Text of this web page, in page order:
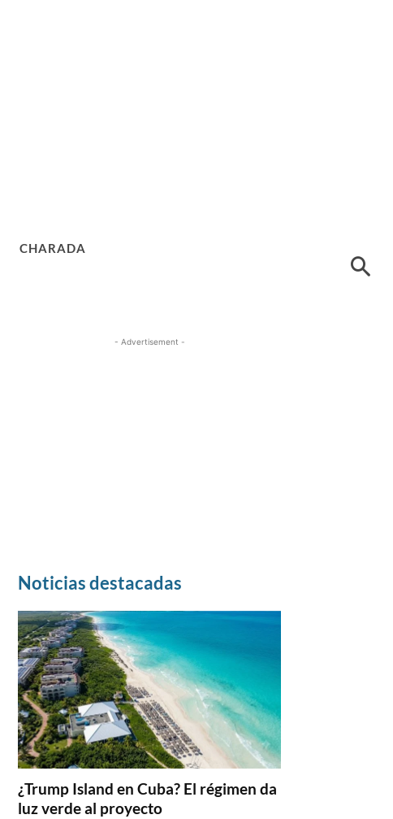
CHARADA
- Advertisement -
Noticias destacadas
¿Trump Island en Cuba? El régimen da
luz verde al proyecto